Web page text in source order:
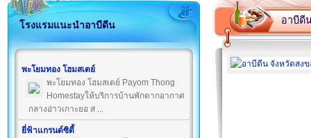
โรงแรมแนะนำอาบีดีน
พะโยมทอง โฮมสเตย์
พะโยมทอง โฮมสเตย์ Payom Thong
Homestayให้บริการบ้านพักตากอากาศ
กลางอ่าวเกาะยอ ส ...
ยี่ฟ้าแกรนด์ซิตี้
อาบีดี